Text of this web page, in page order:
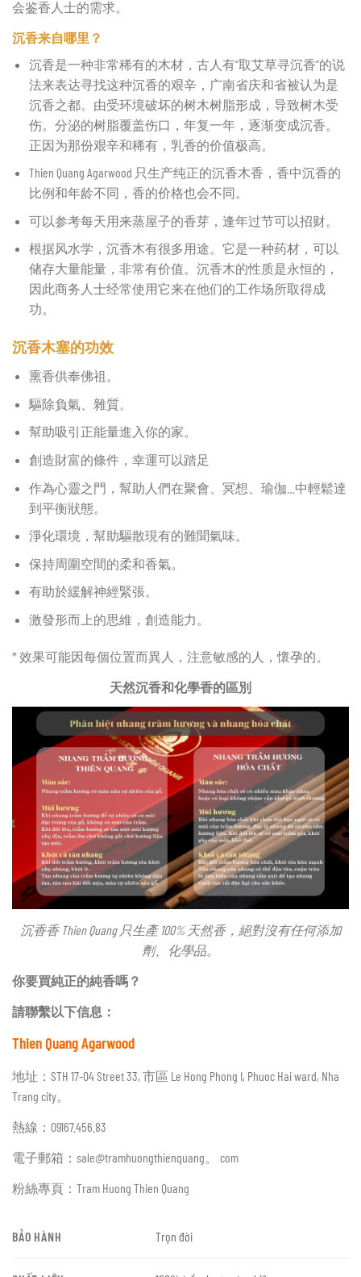
会鉴香人士的需求。
沉香来自哪里？
沉香是一种非常稀有的木材，古人有“取艾草寻沉香”的说
法来表达寻找这种沉香的艰辛，广南省庆和省被认为是
沉香之都。由受环境破坏的树木树脂形成，导致树木受
伤。分泌的树脂覆盖伤口，年复一年，逐渐变成沉香。
正因为那份艰辛和稀有，乳香的价值极高。
Thien Quang Agarwood 只生产纯正的沉香木香，香中沉香的
比例和年龄不同，香的价格也会不同。
可以参考每天用来蒸屋子的香芽，逢年过节可以招财。
根据风水学，沉香木有很多用途。它是一种药材，可以
储存大量能量，非常有价值。沉香木的性质是永恒的，
因此商务人士经常使用它来在他们的工作场所取得成
功。
沉香木塞的功效
熏香供奉佛祖。
驅除負氣、雜質。
幫助吸引正能量進入你的家。
創造財富的條件，幸運可以踏足
作為心靈之門，幫助人們在聚會、冥想、瑜伽…中輕鬆達
到平衡狀態。
淨化環境，幫助驅散現有的難聞氣味。
保持周圍空間的柔和香氣。
有助於緩解神經緊張。
激發形而上的思維，創造能力。
* 效果可能因每個位置而異人，注意敏感的人，懷孕的。
天然沉香和化學香的區別
沉香香 Thien Quang 只生產 100% 天然香，絕對沒有任何添加
劑、化學品。
你要買純正的純香嗎？
請聯繫以下信息：
Thien Quang Agarwood
地址：STH 17-04 Street 33, 市區 Le Hong Phong I, Phuoc Hai ward, Nha
Trang city。
熱線：09167.456.83
電子郵箱：sale@tramhuongthienquang。 com
粉絲專頁：Tram Huong Thien Quang
BẢO HÀNH Trọn đời